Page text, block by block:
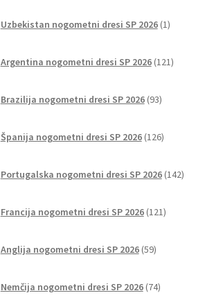
Uzbekistan nogometni dresi SP 2026 1izdelek
Argentina nogometni dresi SP 2026 121izdelkov
Brazilija nogometni dresi SP 2026 93izdelkov
Španija nogometni dresi SP 2026 126izdelkov
Portugalska nogometni dresi SP 2026 142
Francija nogometni dresi SP 2026 121izdelkov
Anglija nogometni dresi SP 2026 59izdelkov
Nemčija nogometni dresi SP 2026 74izdelkov